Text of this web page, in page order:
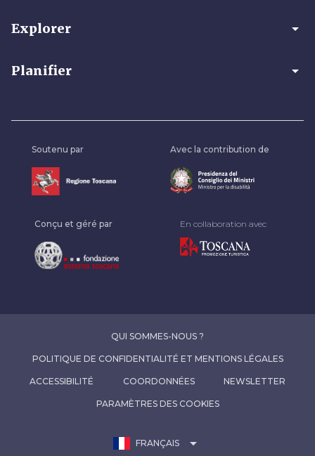
Explorer arrow_drop_down
Planifier arrow_drop_down
Soutenu par Avec la contribution de
Conçu et géré par En collaboration avec
QUI SOMMES-NOUS ?
POLITIQUE DE CONFIDENTIALITÉ ET MENTIONS LÉGALES
ACCESSIBILITÉ COORDONNÉES NEWSLETTER
PARAMÈTRES DES COOKIES
FRANÇAIS arrow_drop_down